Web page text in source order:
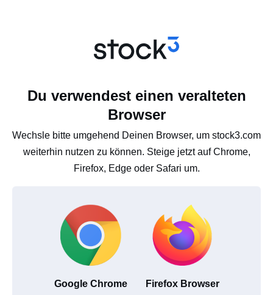
Du verwendest einen veralteten
Browser
Wechsle bitte umgehend Deinen Browser, um stock3.com
weiterhin nutzen zu können. Steige jetzt auf Chrome,
Firefox, Edge oder Safari um.
Google Chrome Firefox Browser